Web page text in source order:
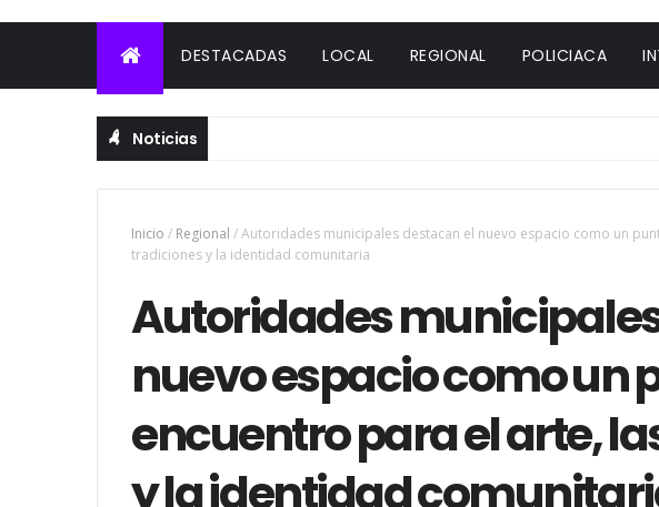
DESTACADAS LOCAL REGIONAL POLICIACA
Noticias
Inicio / Regional /Autoridades municipales destacan el nuevo espacio como un
tradiciones y la identidad comunitaria
Autoridades
nuevo espacio como un
encuentro para el arte,
y la identidad